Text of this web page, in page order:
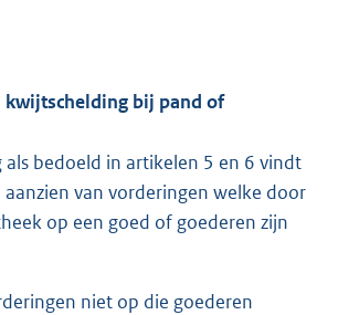
kwijtschelding bij pand of
als bedoeld in artikelen 5 en 6 vindt
van vorderingen welke door
op een goed of goederen zijn
niet op die goederen